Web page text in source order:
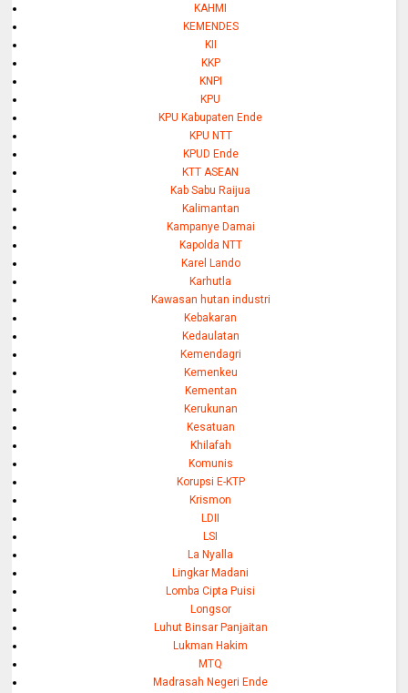
KAHMI
KEMENDES
KII
KKP
KNPI
KPU
KPU Kabupaten Ende
KPU NTT
KPUD Ende
KTT ASEAN
Kab Sabu Raijua
Kalimantan
Kampanye Damai
Kapolda NTT
Karel Lando
Karhutla
Kawasan hutan industri
Kebakaran
Kedaulatan
Kemendagri
Kemenkeu
Kementan
Kerukunan
Kesatuan
Khilafah
Komunis
Korupsi E-KTP
Krismon
LDII
LSI
La Nyalla
Lingkar Madani
Lomba Cipta Puisi
Longsor
Luhut Binsar Panjaitan
Lukman Hakim
MTQ
Madrasah Negeri Ende